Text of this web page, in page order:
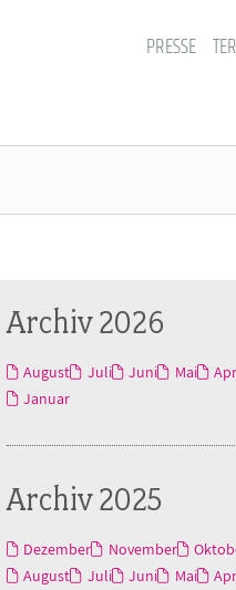
PRESSE
Archiv 2026
August Juli Juni Mai
Januar
Archiv 2025
Dezember November
August
Juli Juni Mai